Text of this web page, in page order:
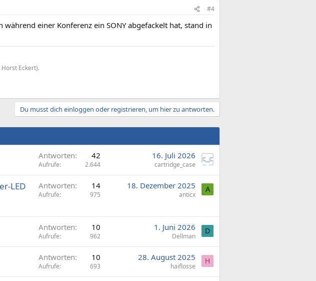
#4
einer Konferenz ein SONY abgefackelt hat, stand in
Eckert).
Du musst dich einloggen oder registrieren, um hier zu antworten.
Antworten 42
Aufrufe 2.644
16. Juli 2026
cartridge_case
LED
Antworten 14
Aufrufe 975
18. Dezember 2025
anticx
A
Antworten 10
Aufrufe 962
1. Juni 2026
Dellman
D
Antworten 10
Aufrufe 693
28. August 2025
haiflosse
H